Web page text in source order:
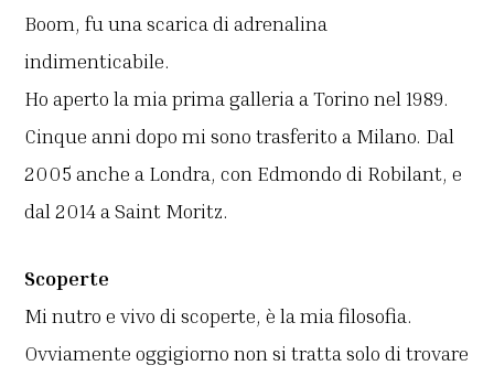
Boom, fu una scarica di adrenalina
indimenticabile.
Ho aperto la mia prima galleria a Torino nel 1989.
Cinque anni dopo mi sono trasferito a Milano. Dal
2005 anche a Londra, con Edmondo di Robilant, e
dal 2014 a Saint Moritz.
Scoperte
Mi nutro e vivo di scoperte, è la mia filosofia.
Ovviamente oggigiorno non si tratta solo di trovare